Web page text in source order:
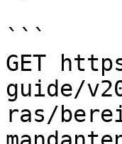
```
GET
guide/
ras/